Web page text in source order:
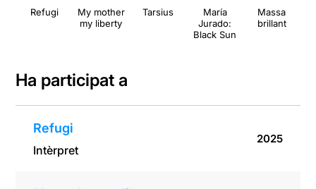
Refugi
My mother
my liberty
Tarsius
María
Jurado:
Black Sun
Massa
brillant
Ha participat a
Refugi
Intèrpret
2025